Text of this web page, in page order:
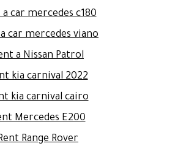
car mercedes c180
car mercedes viano
a Nissan Patrol
kia carnival 2022
kia carnival cairo
Mercedes E200
Range Rover